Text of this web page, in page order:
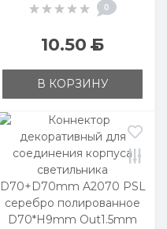
0
10.50Б
В КОРЗИНУ